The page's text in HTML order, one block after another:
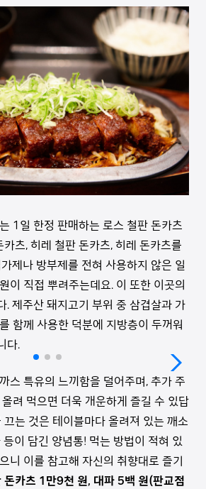
1일 한정 판매하는 로스 철판 돈카츠
츠, 히레 철판 돈카츠, 히레 돈카츠를
제나 방부제를 전혀 사용하지 않은 일
이 직접 뿌려주는데요. 이 또한 이곳의
. 제주산 돼지고기 부위 중 삼겹살과 가
함께 사용한 덕분에 지방층이 두꺼워
다.
스 특유의 느끼함을 덜어주며, 추가 주
려 먹으면 더욱 개운하게 즐길 수 있답
끄는 것은 테이블마다 올려져 있는 깨소
이 담긴 양념통! 먹는 방법이 적혀 있
니 이를 참고해 자신의 취향대로 즐기
돈카츠 1만9천 원, 대파 5백 원(판교점